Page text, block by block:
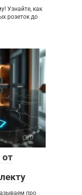
Узнайте, как
розеток до
0
про